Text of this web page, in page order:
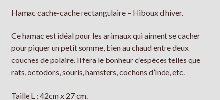
Hamac cache-cache rectangulaire – Hiboux d’hiver.
Ce hamac est idéal pour les animaux qui aiment se cacher
pour piquer un petit somme, bien au chaud entre deux
couches de polaire. Il fera le bonheur d’espèces telles que
rats, octodons, souris, hamsters, cochons d’Inde, etc.
Taille L : 42cm x 27 cm.